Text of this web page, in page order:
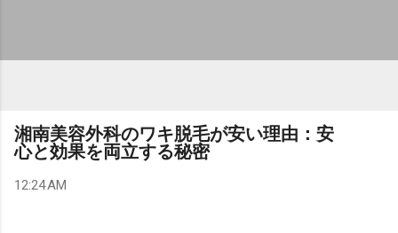
湘南美容外科のワキ脱毛が安い理由：安
心と効果を両立する秘密
12:24 AM